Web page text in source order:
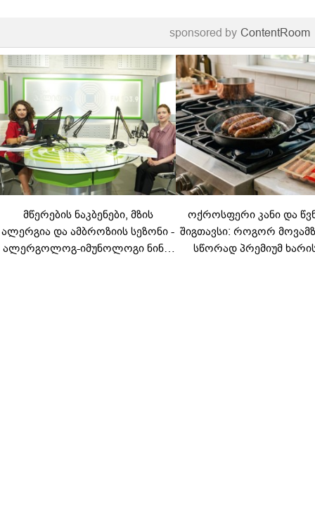
sponsored by ContentRoom
მწერების ნაკბენები, მზის
ალერგია და ამბროზიის სეზონი -
ალერგოლოგ-იმუნოლოგი ნინო
ოქროსფერი კანი და
შიგთავსი: როგორ
სწორად პრემიუმ